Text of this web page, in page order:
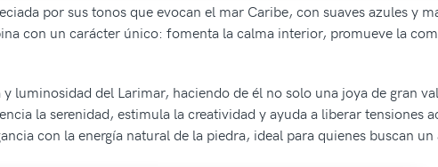
por sus tonos que evocan el mar Caribe, con suaves azules y
con un carácter único: fomenta la calma interior, promueve la
luminosidad del Larimar, haciendo de él no solo una joya de gran
la serenidad, estimula la creatividad y ayuda a liberar tensiones
con la energía natural de la piedra, ideal para quienes buscan